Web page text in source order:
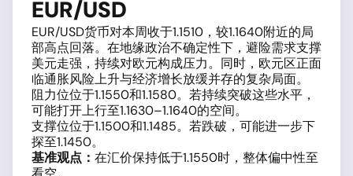
EUR/USD
EUR/USD货币对本周收于1.1510，较1.1640附近的局
部高点回落。在地缘政治不确定性下，避险需求支撑
美元走强，持续对欧元构成压力。同时，欧元区正面
临通胀风险上升与经济增长放缓并存的复杂局面。
阻力位位于1.1550和1.1580。若持续突破这些水平，
可能打开上行至1.1630–1.1640的空间。
支撑位位于1.1500和1.1485。若跌破，可能进一步下
探至1.1450。
基准观点： 在汇价保持低于1.1550时，整体偏中性至